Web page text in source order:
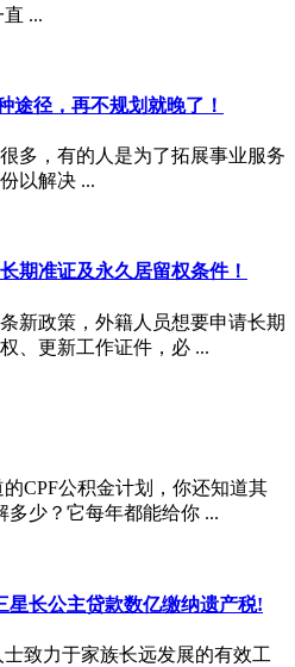
...
途径，再不规划就晚了！
多，有的人是为了拓展事业服务
以解决 ...
期准证及永久居留权条件！
新政策，外籍人员想要申请长期
、更新工作证件，必 ...
CPF公积金计划，你还知道其
多少？它每年都能给你 ...
星长公主贷款数亿缴纳遗产税!
致力于家族长远发展的有效工